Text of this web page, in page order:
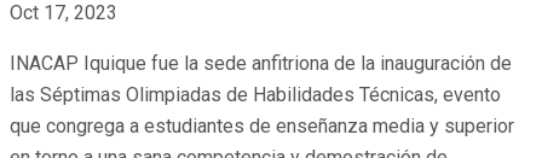
Oct 17, 2023
INACAP Iquique fue la sede anfitriona de la inauguración de
las Séptimas Olimpiadas de Habilidades Técnicas, evento
que congrega a estudiantes de enseñanza media y superior